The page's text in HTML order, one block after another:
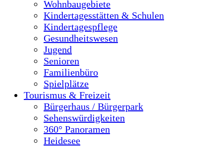
Wohnbaugebiete
Kindertagesstätten & Schulen
Kindertagespflege
Gesundheitswesen
Jugend
Senioren
Familienbüro
Spielplätze
Tourismus & Freizeit
Bürgerhaus / Bürgerpark
Sehenswürdigkeiten
360° Panoramen
Heidesee